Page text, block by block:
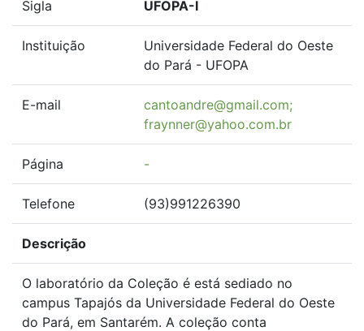
Sigla UFOPA-I
Instituição
Universidade Federal do Oeste
do Pará - UFOPA
E-mail
cantoandre@gmail.com;
fraynner@yahoo.com.br
Página -
Telefone (93)991226390
Descrição
O laboratório da Coleção é está sediado no
campus Tapajós da Universidade Federal do Oeste
do Pará, em Santarém. A coleção conta